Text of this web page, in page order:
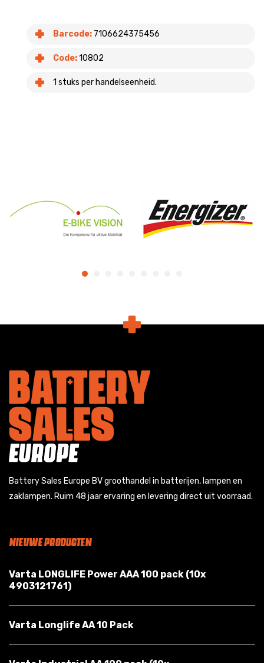
Barcode: 7106624375456
Code:10802
1 stuks per handelseenheid.
Battery Sales Europe BV groothandel in batterijen, lampen en
zaklampen. Ruim 48 jaar ervaring en levering direct uit voorraad.
NIEUWE PRODUCTEN
Varta LONGLIFE Power AAA 100 pack (10x
4903121761)
Varta Longlife AA 10 Pack